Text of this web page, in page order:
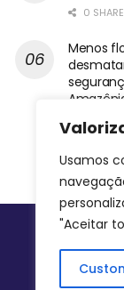
Usamos
"Aceitar
0
Menos
0